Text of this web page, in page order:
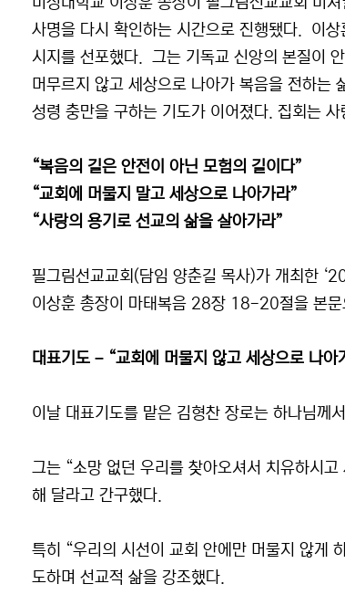
사명을 다시 확인하는 시간으로 진행됐다. 이
시지를 선포했다. 그는 기독교 신앙의 본질이
머무르지 않고 세상으로 나아가 복음을 전하는
성령 충만을 구하는 기도가 이어졌다. 집회는
“복음의 길은 안전이 아닌 모험의 길이다”
“교회에 머물지 말고 세상으로 나아가라”
“사랑의 용기로 선교의 삶을 살아가라”
필그림선교교회(담임 양춘길 목사)가 개최한
이상훈 총장이 마태복음 28장 18-20절을 본문
대표기도 – “교회에 머물지 않고 세상으로 나아
이날 대표기도를 맡은 김형찬 장로는 하나님께
그는 “소망 없던 우리를 찾아오셔서 치유하시
해 달라고 간구했다.
특히 “우리의 시선이 교회 안에만 머물지 않게
도하며 선교적 삶을 강조했다.